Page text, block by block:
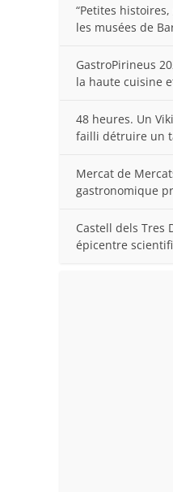
“Petites
les musées de
GastroPirineus
la haute cuisine
48 heures. Un
failli détruire un
Mercat de
gastronomique
Castell dels Tres
épicentre